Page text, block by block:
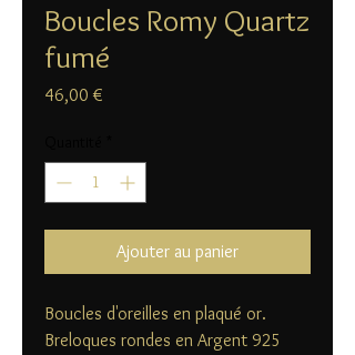
Boucles Romy Quartz
fumé
46,00 €
Ajouter au panier
Boucles d'oreilles en plaqué or.
Breloques rondes en Argent 925